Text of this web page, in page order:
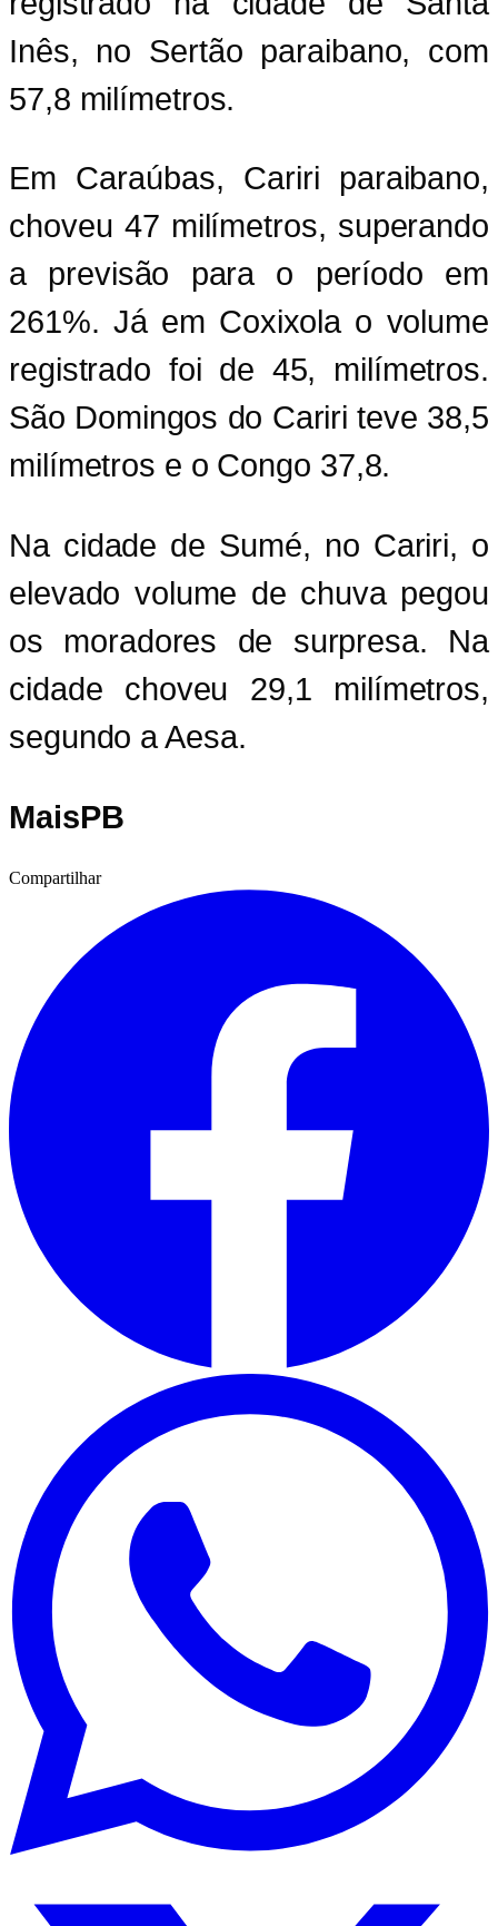
Inês, no Sertão paraibano, com
57,8 milímetros.
Em Caraúbas, Cariri paraibano,
choveu 47 milímetros, superando
a previsão para o período em
261%. Já em Coxixola o volume
registrado foi de 45, milímetros.
São Domingos do Cariri teve 38,5
milímetros e o Congo 37,8.
Na cidade de Sumé, no Cariri, o
elevado volume de chuva pegou
os moradores de surpresa. Na
cidade choveu 29,1 milímetros,
segundo a Aesa.
MaisPB
Compartilhar